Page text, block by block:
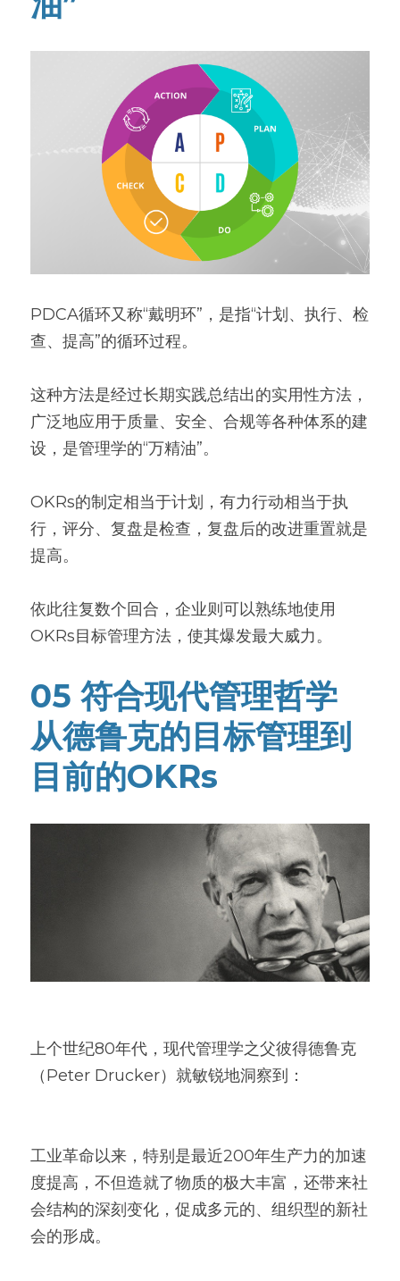
PDCA循环又称“戴明环”，是指“计划、执行、检
查、提高”的循环过程。
这种方法是经过长期实践总结出的实用性方法，
广泛地应用于质量、安全、合规等各种体系的建
设，是管理学的“万精油”。
OKRs的制定相当于计划，有力行动相当于执
行，评分、复盘是检查，复盘后的改进重置就是
提高。
依此往复数个回合，企业则可以熟练地使用
OKRs目标管理方法，使其爆发最大威力。
05 符合现代管理哲学
从德鲁克的目标管理到
目前的OKRs
上个世纪80年代，现代管理学之父彼得德鲁克
（Peter Drucker）就敏锐地洞察到：
工业革命以来，特别是最近200年生产力的加速
度提高，不但造就了物质的极大丰富，还带来社
会结构的深刻变化，促成多元的、组织型的新社
会的形成。